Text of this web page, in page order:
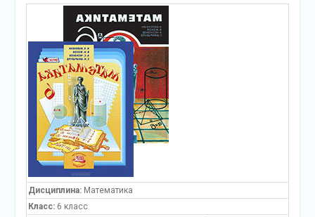
Дисциплина:Математика
Класс:6 класс